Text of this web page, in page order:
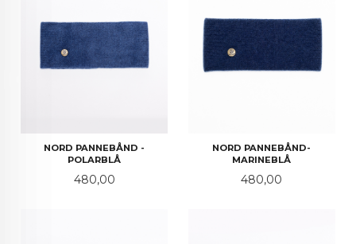
NORD PANNEBÅND -
POLARBLÅ
Pris
480,00
NORD PANNEBÅND-
MARINEBLÅ
Pris
480,00